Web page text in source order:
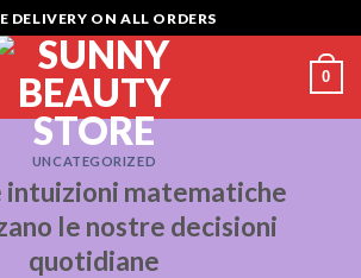
DELIVERY ON ALL ORDERS
0
UNCATEGORIZED
intuizioni matematiche
le nostre decisioni
quotidiane